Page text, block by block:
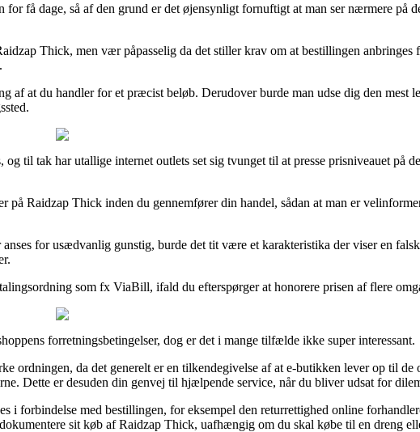
få dage, så af den grund er det øjensynligt fornuftigt at man ser nærmere på
Thick, men vær påpasselig da det stiller krav om at bestillingen
af at du handler for et præcist beløb. Derudover burde man udse dig den mest
til tak har utallige internet outlets set sig tvunget til at presse prisniveauet på
Raidzap Thick inden du gennemfører din handel, sådan at man er
for usædvanlig gunstig, burde det tit være et karakteristika der viser en
som fx ViaBill, ifald du efterspørger at honorere prisen af flere
forretningsbetingelser, dog er det i mange tilfælde ikke super interessant.
da det generelt er en tilkendegivelse af at e-butikken lever op til de
Dette er desuden din genvej til hjælpende service, når du bliver udsat for
i forbindelse med bestillingen, for eksempel den returrettighed online
sit køb af Raidzap Thick, uafhængig om du skal købe til en dreng